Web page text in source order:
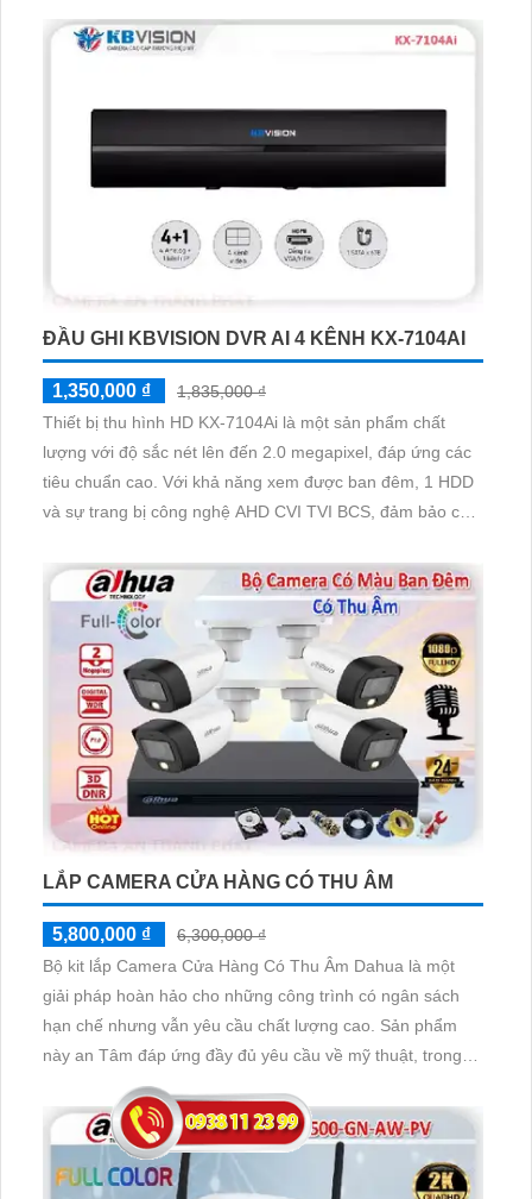
cung cấp hình ảnh chất lượng cao
ĐẦU GHI KBVISION DVR AI 4 KÊNH KX-7104AI
1,350,000 ₫
1,835,000 ₫
Thiết bị thu hình HD KX-7104Ai là một sản phẩm chất
lượng với độ sắc nét lên đến 2.0 megapixel, đáp ứng các
tiêu chuẩn cao. Với khả năng xem được ban đêm, 1 HDD
và sự trang bị công nghệ AHD CVI TVI BCS, đảm bảo chất
phẩm có ưu điểm vượt trội với Công Nghệ AI, phù hợp
cho các công trình nhỏ
LẮP CAMERA CỬA HÀNG CÓ THU ÂM
5,800,000 ₫
6,300,000 ₫
Bộ kit lắp Camera Cửa Hàng Có Thu Âm Dahua là một
giải pháp hoàn hảo cho những công trình có ngân sách
hạn chế nhưng vẫn yêu cầu chất lượng cao. Sản phẩm
này an Tâm đáp ứng đầy đủ yêu cầu về mỹ thuật, trong
nội dung bên trong là chất lượng không đổi khi truyền qua
công nghệ AHD, CVI, TVI, BCS. Hình ảnh từ camera rõ
nét, ổn định giúp quản lý cửa hàng dễ dàng giám sát